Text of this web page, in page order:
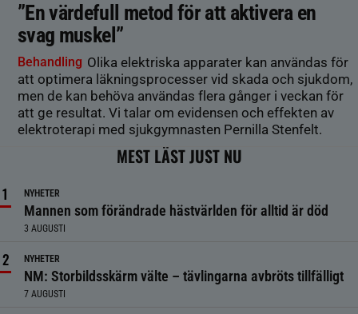
”En värdefull metod för att aktivera en
svag muskel”
Behandling Olika elektriska apparater kan användas för
att optimera läkningsprocesser vid skada och sjukdom,
men de kan behöva användas flera gånger i veckan för
att ge resultat. Vi talar om evidensen och effekten av
elektroterapi med sjukgymnasten Pernilla Stenfelt.
MEST LÄST JUST NU
NYHETER
Mannen som förändrade hästvärlden för alltid är död
3 AUGUSTI
NYHETER
NM: Storbildsskärm välte – tävlingarna avbröts tillfälligt
7 AUGUSTI